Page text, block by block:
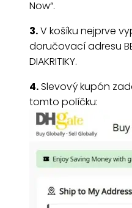
Now“.
3.V košíku nejprve
doručovací adresu
DIAKRITIKY.
4.Slevový kupón
tomto políčku: